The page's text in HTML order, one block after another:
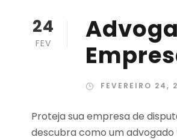
24
FEV
FEVEREIRO 24,
Proteja sua empresa de
descubra como um